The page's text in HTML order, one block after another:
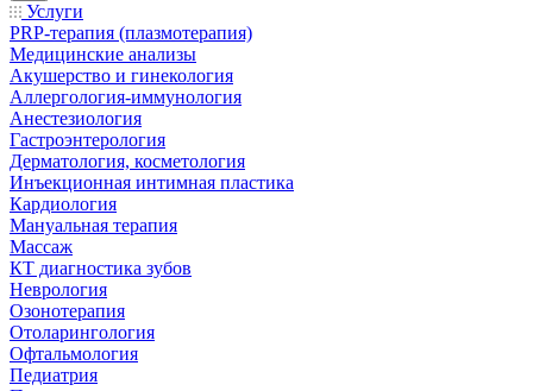
Услуги
PRP-терапия (плазмотерапия)
Медицинские анализы
Акушерство и гинекология
Аллергология-иммунология
Анестезиология
Гастроэнтерология
Дерматология, косметология
Инъекционная интимная пластика
Кардиология
Мануальная терапия
Массаж
КТ диагностика зубов
Неврология
Озонотерапия
Отоларингология
Офтальмология
Педиатрия